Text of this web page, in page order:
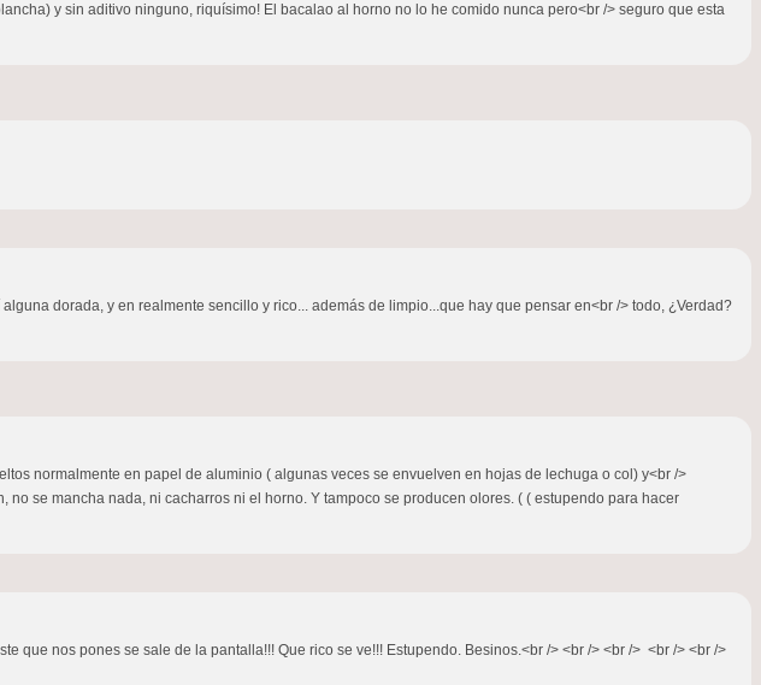
y sin aditivo ninguno, riquísimo! El bacalao al horno no lo he comido nunca pero<br /> seguro que esta
dorada, y en realmente sencillo y rico... además de limpio...que hay que pensar en<br /> todo, ¿Verdad?
normalmente en papel de aluminio ( algunas veces se envuelven en hojas de lechuga o col) y<br />
se mancha nada, ni cacharros ni el horno. Y tampoco se producen olores. ( ( estupendo para hacer
que nos pones se sale de la pantalla!!! Que rico se ve!!! Estupendo. Besinos.<br /> <br /> <br /> <br /> <br />